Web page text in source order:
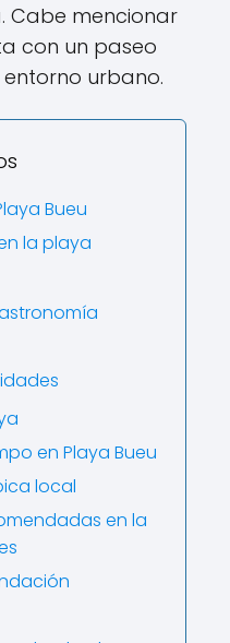
Cabe mencionar
con un paseo
urbano.
Bueu
la playa
en Playa Bueu
local
en la